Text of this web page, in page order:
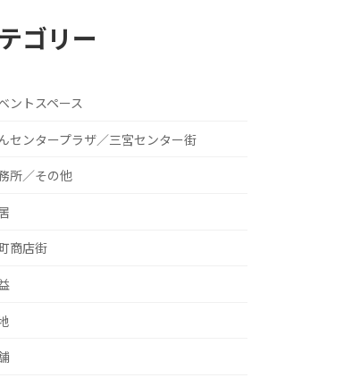
ゴリー
ントスペース
センタープラザ／三宮センター街
所／その他
商店街